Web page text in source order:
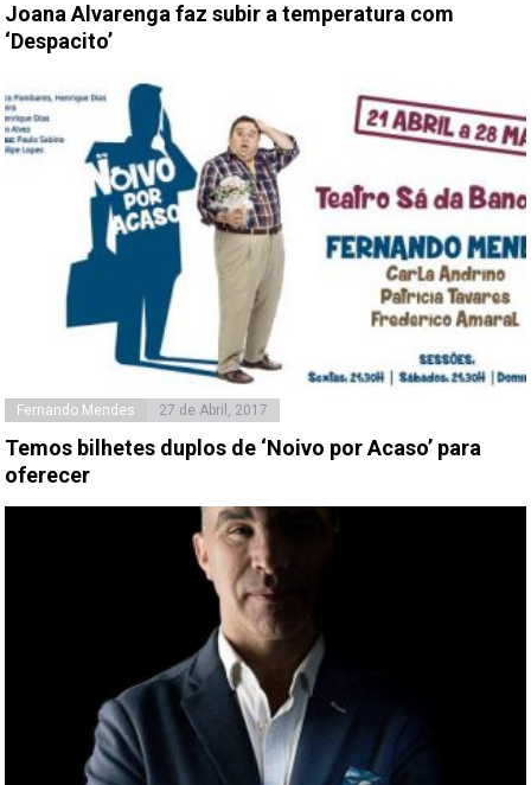
Joana Alvarenga faz subir a temperatura com
‘Despacito’
Fernando Mendes 27 de Abril, 2017
Temos bilhetes duplos de ‘Noivo por Acaso’ para
oferecer